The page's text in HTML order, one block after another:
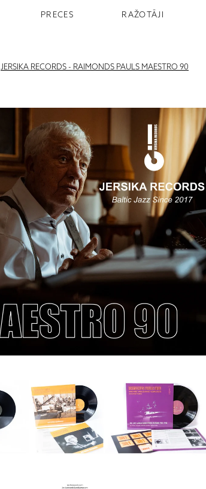
PRECES RAŽOTĀJI
JERSIKA RECORDS - RAIMONDS PAULS MAESTRO 90